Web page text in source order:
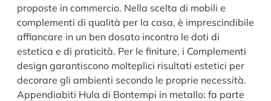
proposte in commercio. Nella scelta di mobili e
complementi di qualità per la casa, è imprescindibile
affiancare in un ben dosato incontro le doti di
estetica e di praticità. Per le finiture, i Complementi
design garantiscono molteplici risultati estetici per
decorare gli ambienti secondo le proprie necessità.
Appendiabiti Hula di Bontempi in metallo: fa parte